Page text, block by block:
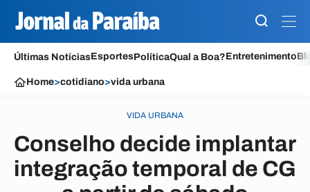
Últimas NotíciasEsportesPolíticaQual a Boa?Entretenimento
Home>cotidiano>vida urbana
VIDA URBANA
Conselho decide implantar
integração temporal de CG